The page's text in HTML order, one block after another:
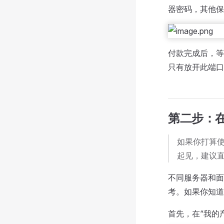
器密码，其他
付款完成后，
只有放开此端
第二步：
如果你打算
起见，建议
不同服务器和
考。如果你知
首先，在“我的